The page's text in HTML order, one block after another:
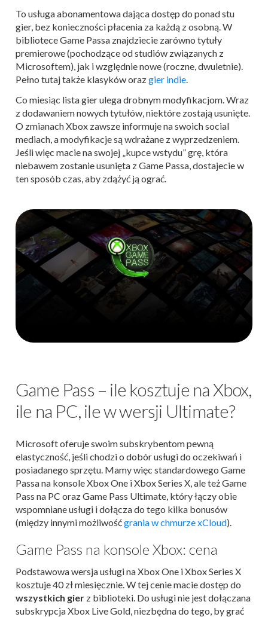
To usługa abonamentowa dająca dostęp do ponad stu
gier, bez konieczności płacenia za każdą z osobną. W
bibliotece Game Passa znajdziecie zarówno tytuły
premierowe (pochodzące od studiów związanych z
Microsoftem), jak i względnie nowe (roczne, dwuletnie).
Pełno tutaj także klasyków orazgier indie.
Co miesiąc lista gier ulega drobnym modyfikacjom. Wraz
z dodawaniem nowych tytułów, niektóre zostają usunięte.
O zmianach Xbox zawsze informuje na swoich social
mediach, a modyfikacje są wdrażane z wyprzedzeniem.
Jeśli więc macie na swojej „kupce wstydu” grę, która
niebawem zostanie usunięta z Game Passa, dostajecie w
ten sposób czas, aby zdążyć ją ograć.
Game Pass – ile kosztuje na Xbox,
ile na PC, ile w wersji Ultimate?
Microsoft oferuje swoim subskrybentom pewną
elastyczność, jeśli chodzi o dobór usługi do oczekiwań i
posiadanego sprzętu. Mamy więc standardowego Game
Passa na konsole Xbox One i Xbox Series X, ale też Game
Pass na PC oraz Game Pass Ultimate, który łączy obie
wspomniane usługi i dołącza do tego kilka bonusów
(między innymi możliwośćgrania w chmurze xCloud).
Game Pass na konsole Xbox: cena
Podstawowa wersja usługi na Xbox One i Xbox Series X
kosztuje 40 zł miesięcznie. W tej cenie macie dostęp do
wszystkich gier z biblioteki. Do usługi nie jest dołączana
subskrypcja Xbox Live Gold, niezbędna do tego, by grać